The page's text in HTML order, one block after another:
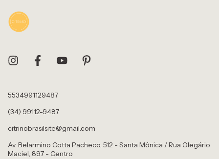
5534991129487
(34) 99112-9487
citrinobrasilsite@gmail.com
Av. Belarmino Cotta Pacheco, 512 - Santa Mônica / Rua Olegário
Maciel, 897 - Centro